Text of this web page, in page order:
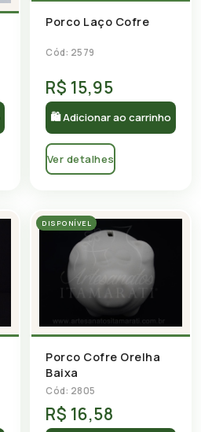
Porco Laço Cofre
Cód: 2579
R$ 15,95
🛍 Adicionar ao carrinho
Ver detalhes
DISPONÍVEL
Porco Cofre Orelha
Baixa
Cód: 2805
R$ 16,58